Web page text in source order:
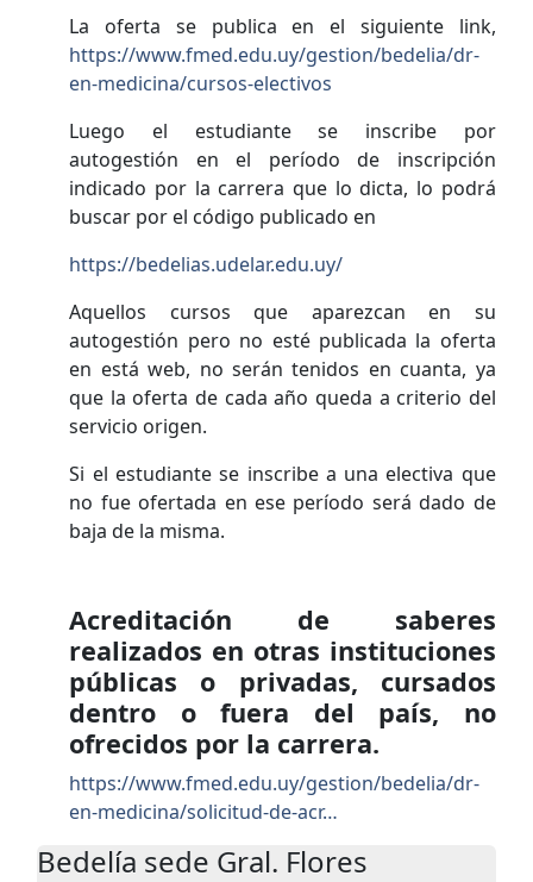
Bedelía sede Gral. Flores
La oferta se publica en el siguiente link,
https://www.fmed.edu.uy/gestion/bedelia/dr-
en-medicina/cursos-electivos
Luego el estudiante se inscribe por
autogestión en el período de inscripción
indicado por la carrera que lo dicta, lo podrá
buscar por el código publicado en
https://bedelias.udelar.edu.uy/
Aquellos cursos que aparezcan en su
autogestión pero no esté publicada la oferta
en está web, no serán tenidos en cuanta, ya
que la oferta de cada año queda a criterio del
servicio origen.
Si el estudiante se inscribe a una electiva que
no fue ofertada en ese período será dado de
baja de la misma.
Acreditación de saberes
realizados en otras instituciones
públicas o privadas, cursados
dentro o fuera del país, no
ofrecidos por la carrera.
https://www.fmed.edu.uy/gestion/bedelia/dr-
en-medicina/solicitud-de-acr…